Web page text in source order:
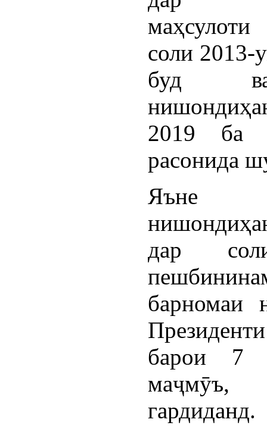
соли 2013-
буд
2019 ба
расонида
Яъне
дар
барномаи
барои 7
гардиданд.